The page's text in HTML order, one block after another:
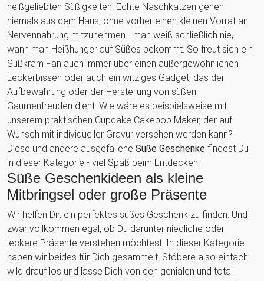
heißgeliebten Süßigkeiten! Echte Naschkatzen gehen
niemals aus dem Haus, ohne vorher einen kleinen Vorrat an
Nervennahrung mitzunehmen - man weiß schließlich nie,
wann man Heißhunger auf Süßes bekommt. So freut sich ein
Süßkram Fan auch immer über einen außergewöhnlichen
Leckerbissen oder auch ein witziges Gadget, das der
Aufbewahrung oder der Herstellung von süßen
Gaumenfreuden dient. Wie wäre es beispielsweise mit
unserem praktischen Cupcake Cakepop Maker, der auf
Wunsch mit individueller Gravur versehen werden kann?
Diese und andere ausgefallene Süße Geschenke findest Du
in dieser Kategorie - viel Spaß beim Entdecken!
Süße Geschenkideen als kleine
Mitbringsel oder große Präsente
Wir helfen Dir, ein perfektes süßes Geschenk zu finden. Und
zwar vollkommen egal, ob Du darunter niedliche oder
leckere Präsente verstehen möchtest. In dieser Kategorie
haben wir beides für Dich gesammelt. Stöbere also einfach
wild drauf los und lasse Dich von den genialen und total